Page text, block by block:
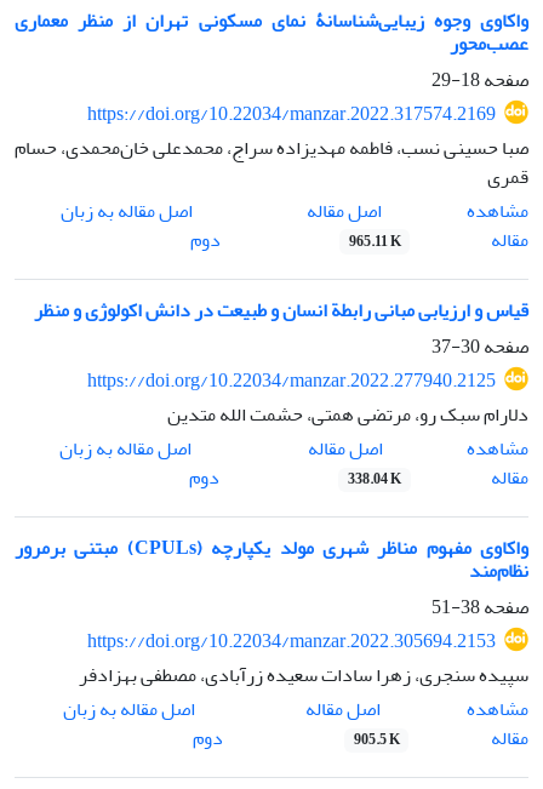
واکاوی وجوه زیبایی‌شناسانۀ نمای مسکونی تهران از منظر معماری
عصب‌محور
صفحه18-29
https://doi.org/10.22034/manzar.2022.317574.2169
صبا حسینی نسب، فاطمه مهدیزاده سراج، محمدعلی خان‌محمدی، حسام
قمری
مشاهده
مقاله
اصل مقاله
965.11 K
اصل مقاله به زبان
دوم
قیاس و ارزیابی مبانی رابطة انسان و طبیعت در دانش اکولوژی و منظر
صفحه30-37
https://doi.org/10.22034/manzar.2022.277940.2125
دلارام سبک رو، مرتضی همتی، حشمت الله متدین
مشاهده
مقاله
اصل مقاله
338.04 K
اصل مقاله به زبان
دوم
واکاوی مفهوم مناظر شهری مولد یکپارچه (CPULs) مبتنی برمرور
نظام‌مند
صفحه38-51
https://doi.org/10.22034/manzar.2022.305694.2153
سپیده سنجری، زهرا سادات سعیده زرآبادی، مصطفی بهزادفر
مشاهده
مقاله
اصل مقاله
905.5 K
اصل مقاله به زبان
دوم